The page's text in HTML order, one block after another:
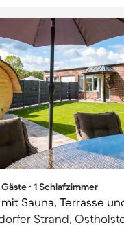
∙ 1 Schlafzimmer
Sauna, Terrasse